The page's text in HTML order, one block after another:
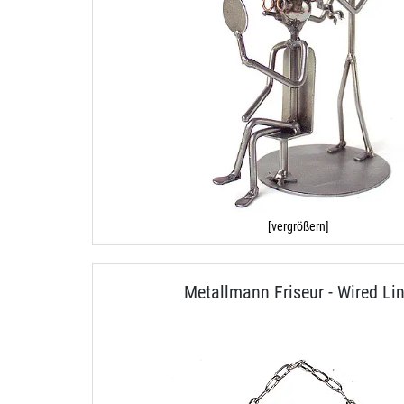
[vergrößern]
Metallmann Friseur - Wired